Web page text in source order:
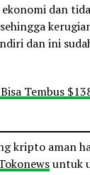
dan
dan ini
Tembus
kripto aman
untuk